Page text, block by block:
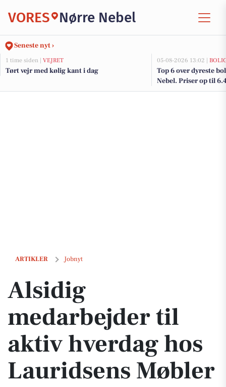
VORES Nørre Nebel
Seneste nyt ›
1 time siden | VEJRET
Tørt vejr med kølig kant i dag
05-08-2026 13:02 |
Top 6 over dyreste
Nebel. Priser op til
ARTIKLER Jobnyt
Alsidig medarbejder til aktiv hverdag hos Lauridsens Møbler
Alsidig
medarbejder til
aktiv hverdag hos
Lauridsens Møbler